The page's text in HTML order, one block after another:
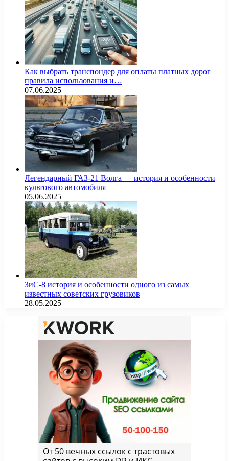
Как выбрать транспондер для оплаты платных дорог
правила использования и…
07.06.2025
Легендарный ГАЗ-21 Волга — история и особенности
культового автомобиля
05.06.2025
ЗиС-8 история и особенности одного из самых
известных советских грузовиков
28.05.2025